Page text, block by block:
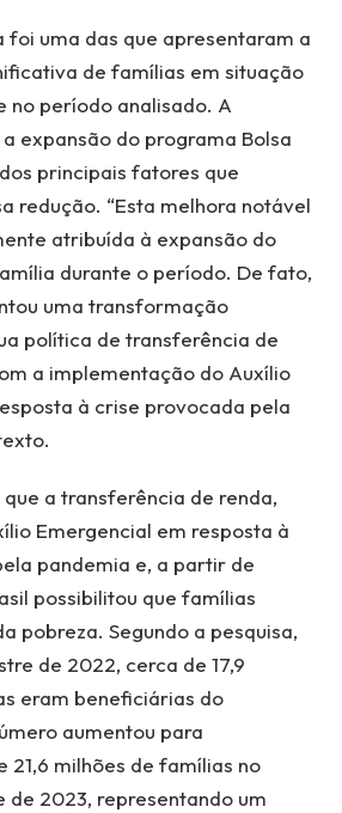
foi uma das que apresentaram a
de famílias em situação
no período analisado. A
expansão do programa Bolsa
principais fatores que
redução. “Esta melhora notável
atribuída à expansão do
durante o período. De fato,
uma transformação
política de transferência de
a implementação do Auxílio
à crise provocada pela
a transferência de renda,
Emergencial em resposta à
pandemia e, a partir de
possibilitou que famílias
pobreza. Segundo a pesquisa,
de 2022, cerca de 17,9
eram beneficiárias do
aumentou para
21,6 milhões de famílias no
2023, representando um